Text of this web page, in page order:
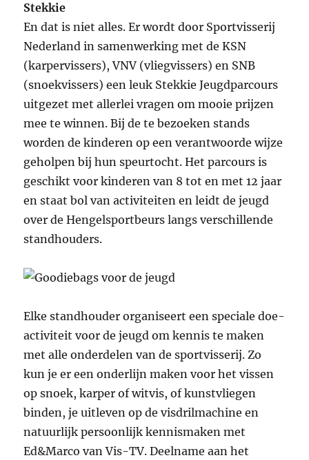
Stekkie
En dat is niet alles. Er wordt door Sportvisserij
Nederland in samenwerking met de KSN
(karpervissers), VNV (vliegvissers) en SNB
(snoekvissers) een leuk Stekkie Jeugdparcours
uitgezet met allerlei vragen om mooie prijzen
mee te winnen. Bij de te bezoeken stands
worden de kinderen op een verantwoorde wijze
geholpen bij hun speurtocht. Het parcours is
geschikt voor kinderen van 8 tot en met 12 jaar
en staat bol van activiteiten en leidt de jeugd
over de Hengelsportbeurs langs verschillende
standhouders.
Elke standhouder organiseert een speciale doe-
activiteit voor de jeugd om kennis te maken
met alle onderdelen van de sportvisserij. Zo
kun je er een onderlijn maken voor het vissen
op snoek, karper of witvis, of kunstvliegen
binden, je uitleven op de visdrilmachine en
natuurlijk persoonlijk kennismaken met
Ed&Marco van Vis-TV. Deelname aan het